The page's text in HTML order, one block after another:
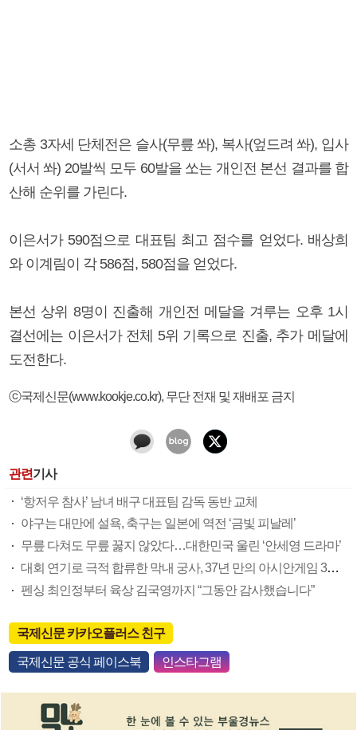
소총 3자세 단체전은 슬사(무릎 쏴), 복사(엎드려 쏴), 입사
(서서 쏴) 20발씩 모두 60발을 쏘는 개인전 본선 결과를 합
산해 순위를 가린다.
이은서가 590점으로 대표팀 최고 점수를 얻었다. 배상희
와 이계림이 각 586점, 580점을 얻었다.
본선 상위 8명이 진출해 개인전 메달을 겨루는 오후 1시
결선에는 이은서가 전체 5위 기록으로 진출, 추가 메달에
도전한다.
ⓒ국제신문(www.kookje.co.kr), 무단 전재 및 재배포 금지
관련기사
‘항저우 참사’ 남녀 배구 대표팀 감독 동반 교체
야구는 대만에 설욕, 축구는 일본에 역전 ‘금빛 피날레’
무릎 다쳐도 무릎 꿇지 않았다…대한민국 울린 ‘안세영 드라마’
대회 연기로 극적 합류한 막내 궁사, 37년 만의 아시안게임 3관왕 쐈다
펜싱 최인정부터 육상 김국영까지 “그동안 감사했습니다”
국제신문 카카오플러스 친구
국제신문 공식 페이스북 인스타그램